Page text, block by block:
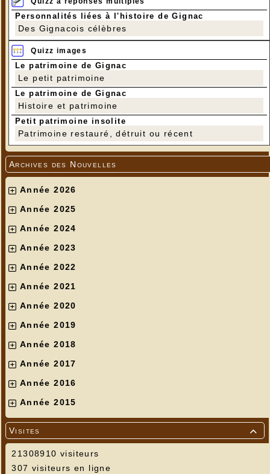
Personnalités liées à l'histoire de Gignac
Des Gignacois célèbres
Quizz images
Le patrimoine de Gignac
Le petit patrimoine
Le patrimoine de Gignac
Histoire et patrimoine
Petit patrimoine insolite
Patrimoine restauré, détruit ou récent
Archives des Nouvelles
Année 2026
Année 2025
Année 2024
Année 2023
Année 2022
Année 2021
Année 2020
Année 2019
Année 2018
Année 2017
Année 2016
Année 2015

Visites
21308910 visiteurs
307 visiteurs en ligne